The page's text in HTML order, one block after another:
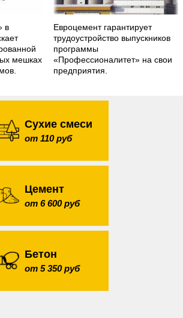
в
мешках
Евроцемент гарантирует
трудоустройство выпускников
программы
«Профессионалитет» на свои
предприятия.
Сухие смеси
от 110 руб
Цемент
от 6 600 руб
Бетон
от 5 350 руб